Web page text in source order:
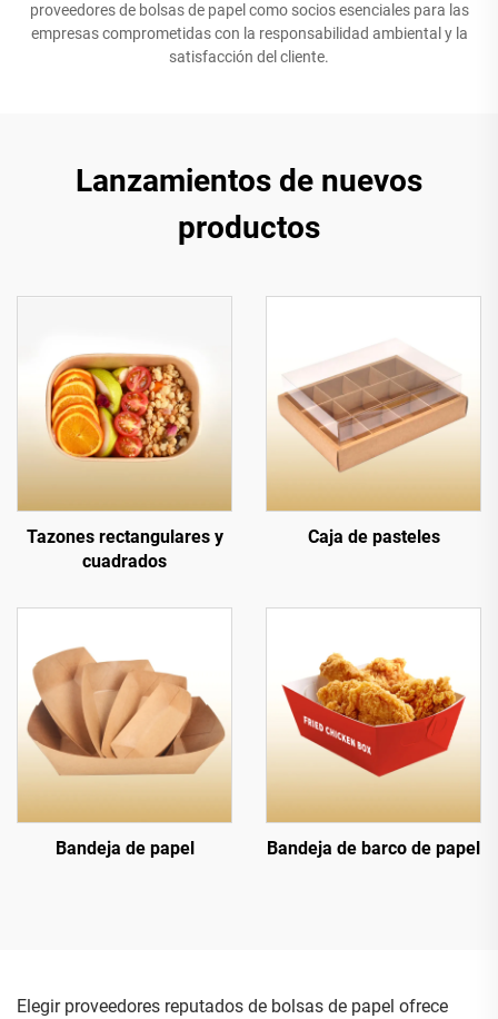
proveedores de bolsas de papel como socios esenciales para las
empresas comprometidas con la responsabilidad ambiental y la
satisfacción del cliente.
Lanzamientos de nuevos
productos
Tazones rectangulares y
cuadrados
Caja de pasteles
Bandeja de papel Bandeja de barco de papel
Elegir proveedores reputados de bolsas de papel ofrece